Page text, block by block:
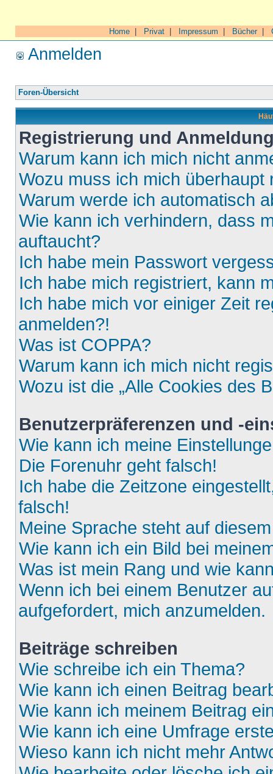
Home Privat Impressum Bücher|
Anmelden
Foren-Übersicht
Registrierung und
Warum kann ich mich nicht
Wozu muss ich mich überhaupt
Warum werde ich automatisch
Wie kann ich verhindern, dass
auftaucht?
Ich habe mein Passwort
Ich habe mich registriert, kann
Ich habe mich vor einiger Zeit
anmelden?!
Was ist COPPA?
Warum kann ich mich nicht
Wozu ist die „Alle Cookies des
Benutzerpräferenzen und -
Wie kann ich meine
Die Forenuhr geht falsch!
Ich habe die Zeitzone
falsch!
Meine Sprache steht auf
Wie kann ich ein Bild bei
Was ist mein Rang und wie
Wenn ich bei einem Benutzer
aufgefordert, mich anzumelden.
Beiträge schreiben
Wie schreibe ich ein Thema?
Wie kann ich einen Beitrag
Wie kann ich meinem Beitrag
Wie kann ich eine Umfrage
Wieso kann ich nicht mehr